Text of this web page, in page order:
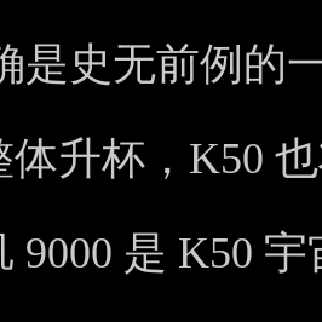
是史无前例的
体升杯，K50
9000 是 K50